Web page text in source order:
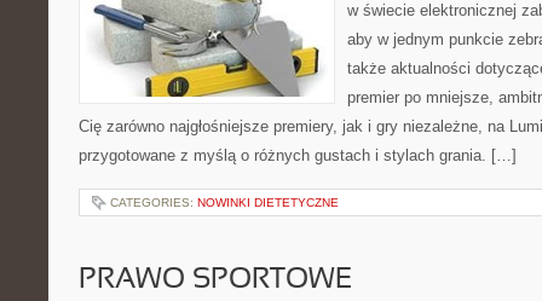
w świecie elektronicznej
aby w jednym punkcie
także aktualności
premier po mniejsze,
Cię zarówno najgłośniejsze premiery, jak i gry niezależne, na
przygotowane z myślą o różnych gustach i stylach grania. […]
CATEGORIES: NOWINKI DIETETYCZNE
PRAWO SPORTOWE